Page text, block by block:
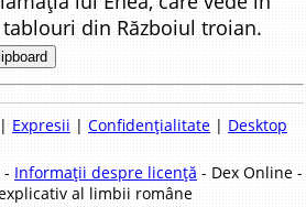
din Războiul troian.
Expresii | Confidențialitate| Desktop
- Informații despre licență - Dex Online -
al limbii române